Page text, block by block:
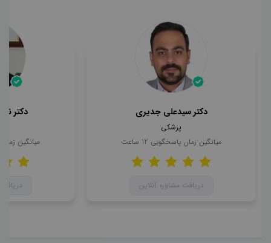
دکتر سیدعلی جدیری
پزشکی
میانگین زمان پاسخگویی 12 ساعت
دریافت مشاوره آنلاین
دکتر
میانگین